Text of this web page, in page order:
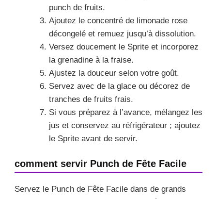
punch de fruits.
Ajoutez le concentré de limonade rose
décongelé et remuez jusqu’à dissolution.
Versez doucement le Sprite et incorporez
la grenadine à la fraise.
Ajustez la douceur selon votre goût.
Servez avec de la glace ou décorez de
tranches de fruits frais.
Si vous préparez à l’avance, mélangez les
jus et conservez au réfrigérateur ; ajoutez
le Sprite avant de servir.
comment servir Punch de Fête Facile
Servez le Punch de Fête Facile dans de grands